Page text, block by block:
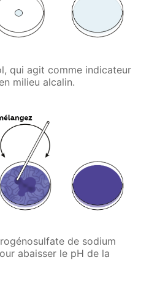
qui agit comme indicateur
milieu alcalin.
de sodium
abaisser le pH de la